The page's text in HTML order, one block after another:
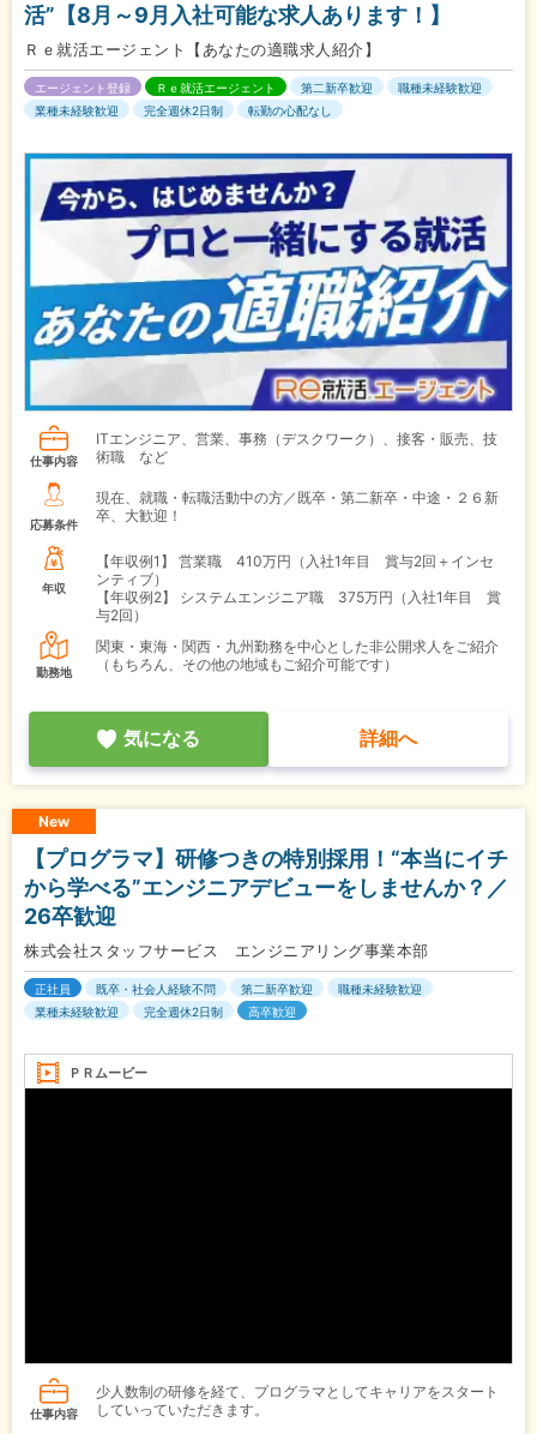
活”【8月～9月入社可能な求人あります！】
Ｒｅ就活エージェント【あなたの適職求人紹介】
エージェント登録 Ｒｅ就活エージェント 第二新卒歓迎
職種未経験歓迎
業種未経験歓迎
完全週休2日制 転勤の心配なし
仕事内容
ITエンジニア、営業、事務（デスクワーク）、接客・販売、技
術職 など
応募条件
現在、就職・転職活動中の方／既卒・第二新卒・中途・２６新
卒、大歓迎！
年収
【年収例1】
営業職 410万円（入社1年目 賞与2回＋インセ
ンティブ）
【年収例2】
システムエンジニア職 375万円（入社1年目 賞
与2回）
勤務地
関東・東海・関西・九州勤務を中心とした非公開求人をご紹介
（もちろん、その他の地域もご紹介可能です）
気になる 詳細へ
New
【プログラマ】研修つきの特別採用！“本当にイチ
から学べる”エンジニアデビューをしませんか？／
26卒歓迎
株式会社スタッフサービス エンジニアリング事業本部
正社員 既卒・社会人経験不問 第二新卒歓迎
職種未経験歓迎
業種未経験歓迎
完全週休2日制 高卒歓迎
ＰＲムービー
仕事内容
少人数制の研修を経て、プログラマとしてキャリアをスタート
していっていただきます。